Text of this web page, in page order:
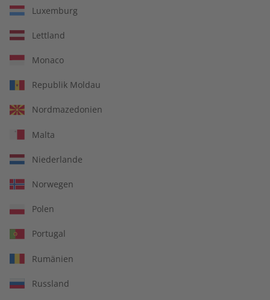
écoute Audiotrainer
€ 149,90
Luxemburg
Lettland
Monaco
Republik Moldau
Nordmazedonien
Malta
Niederlande
Norwegen
Polen
Portugal
Rumänien
Russland